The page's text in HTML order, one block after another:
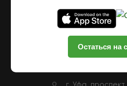
КЛУБНАЯ ПРОГРАММА
+7 (927) 326-47-25
Остаться на